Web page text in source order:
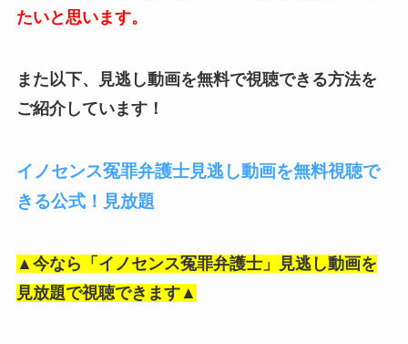
たいと思います。
また以下、見逃し動画を無料で視聴できる方法を
ご紹介しています！
イノセンス冤罪弁護士見逃し動画を無料視聴で
きる公式！見放題
▲今なら「イノセンス冤罪弁護士」見逃し動画を
見放題で視聴できます▲